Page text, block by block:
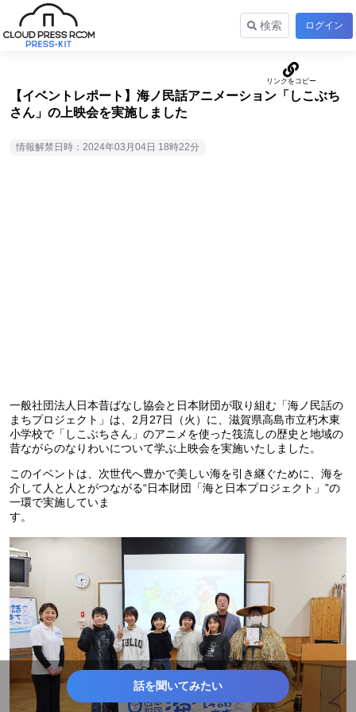
検索 ログイン
【イベントレポート】海ノ民話アニメーション「しこぶち
さん」の上映会を実施しました
情報解禁日時：2024年03月04日 18時22分
一般社団法人日本昔ばなし協会と日本財団が取り組む「海ノ民話の
まちプロジェクト」は、2月27日（火）に、滋賀県高島市立朽木東
小学校で「しこぶちさん」のアニメを使った筏流しの歴史と地域の
昔ながらのなりわいについて学ぶ上映会を実施いたしました。
このイベントは、次世代へ豊かで美しい海を引き継ぐために、海を
介して人と人とがつながる“日本財団「海と日本プロジェクト」”の
一環で実施していま
す。
話を聞いてみたい